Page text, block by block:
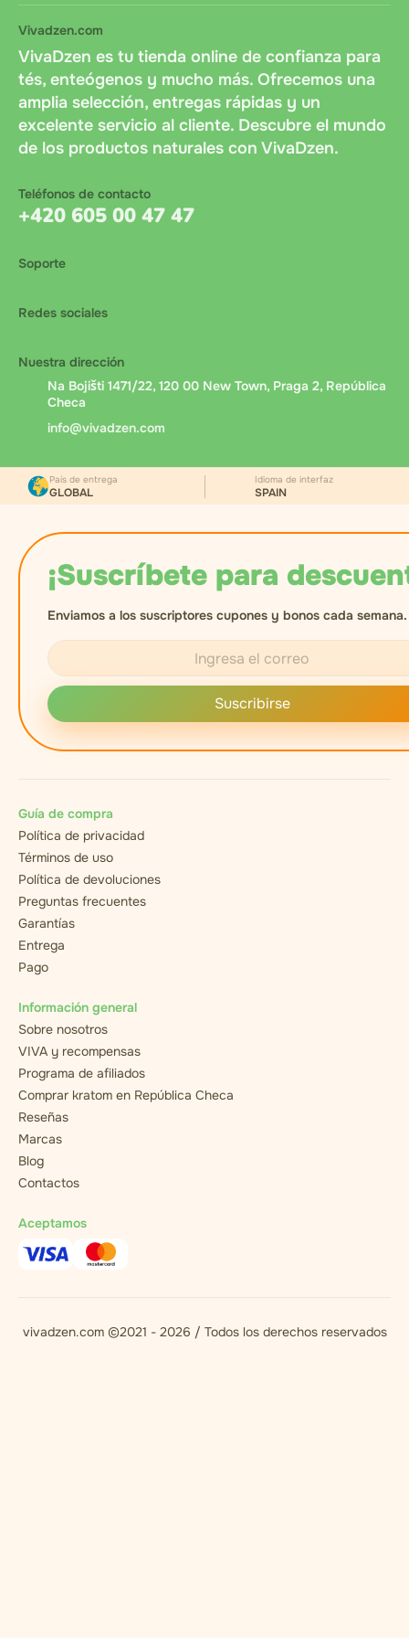
Vivadzen.com
VivaDzen es tu tienda online de confianza para
tés, enteógenos y mucho más. Ofrecemos una
amplia selección, entregas rápidas y un
excelente servicio al cliente. Descubre el mundo
de los productos naturales con VivaDzen.
Teléfonos de contacto
+420 605 00 47 47
Soporte
Redes sociales
Nuestra dirección
Na Bojišti 1471/22, 120 00 New Town, Praga 2, República
Checa
info@vivadzen.com
¡Suscríbete para
Enviamos a los suscriptores cupones y bonos cada semana.
Suscribirse
País de entrega
GLOBAL
Idioma de interfaz
SPAIN
Guía de compra
Política de privacidad
Términos de uso
Política de devoluciones
Preguntas frecuentes
Garantías
Entrega
Pago
Información general
Sobre nosotros
VIVA y recompensas
Programa de afiliados
Comprar kratom en República Checa
Reseñas
Marcas
Blog
Contactos
Aceptamos
vivadzen.com ©2021 - 2026 / Todos los derechos reservados